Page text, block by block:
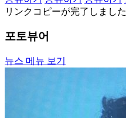
リンクコピーが完了しました
포토뷰어
뉴스 메뉴 보기